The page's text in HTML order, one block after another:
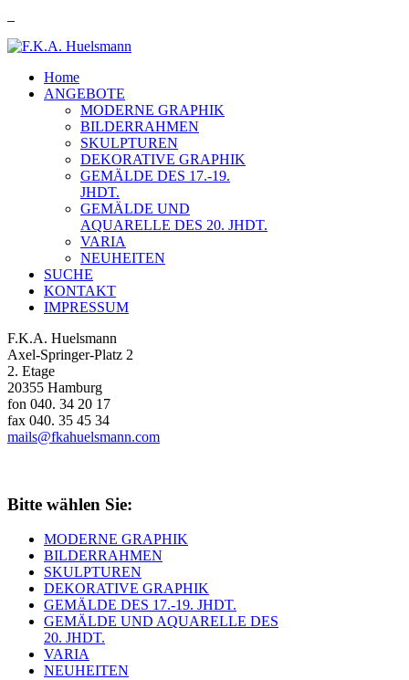
Home
ANGEBOTE
MODERNE GRAPHIK
BILDERRAHMEN
SKULPTUREN
DEKORATIVE GRAPHIK
GEMÄLDE DES 17.-19.
JHDT.
GEMÄLDE UND
AQUARELLE DES 20. JHDT.
VARIA
NEUHEITEN
SUCHE
KONTAKT
IMPRESSUM
F.K.A. Huelsmann
Axel-Springer-Platz 2
2. Etage
20355 Hamburg
fon 040. 34 20 17
fax 040. 35 45 34
mails@fkahuelsmann.com
Bitte wählen Sie:
MODERNE GRAPHIK
BILDERRAHMEN
SKULPTUREN
DEKORATIVE GRAPHIK
GEMÄLDE DES 17.-19. JHDT.
GEMÄLDE UND AQUARELLE DES
20. JHDT.
VARIA
NEUHEITEN